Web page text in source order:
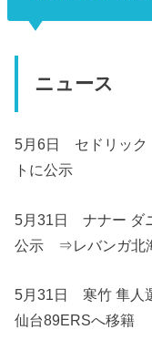
ニュース
5月6日 セドリック
トに公示
5月31日 ナナー ダ
公示 ⇒レバンガ北
5月31日 寒竹 隼
仙台89ERSへ移籍